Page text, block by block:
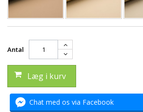
Antal
Læg i kurv
Chat med os via Facebook